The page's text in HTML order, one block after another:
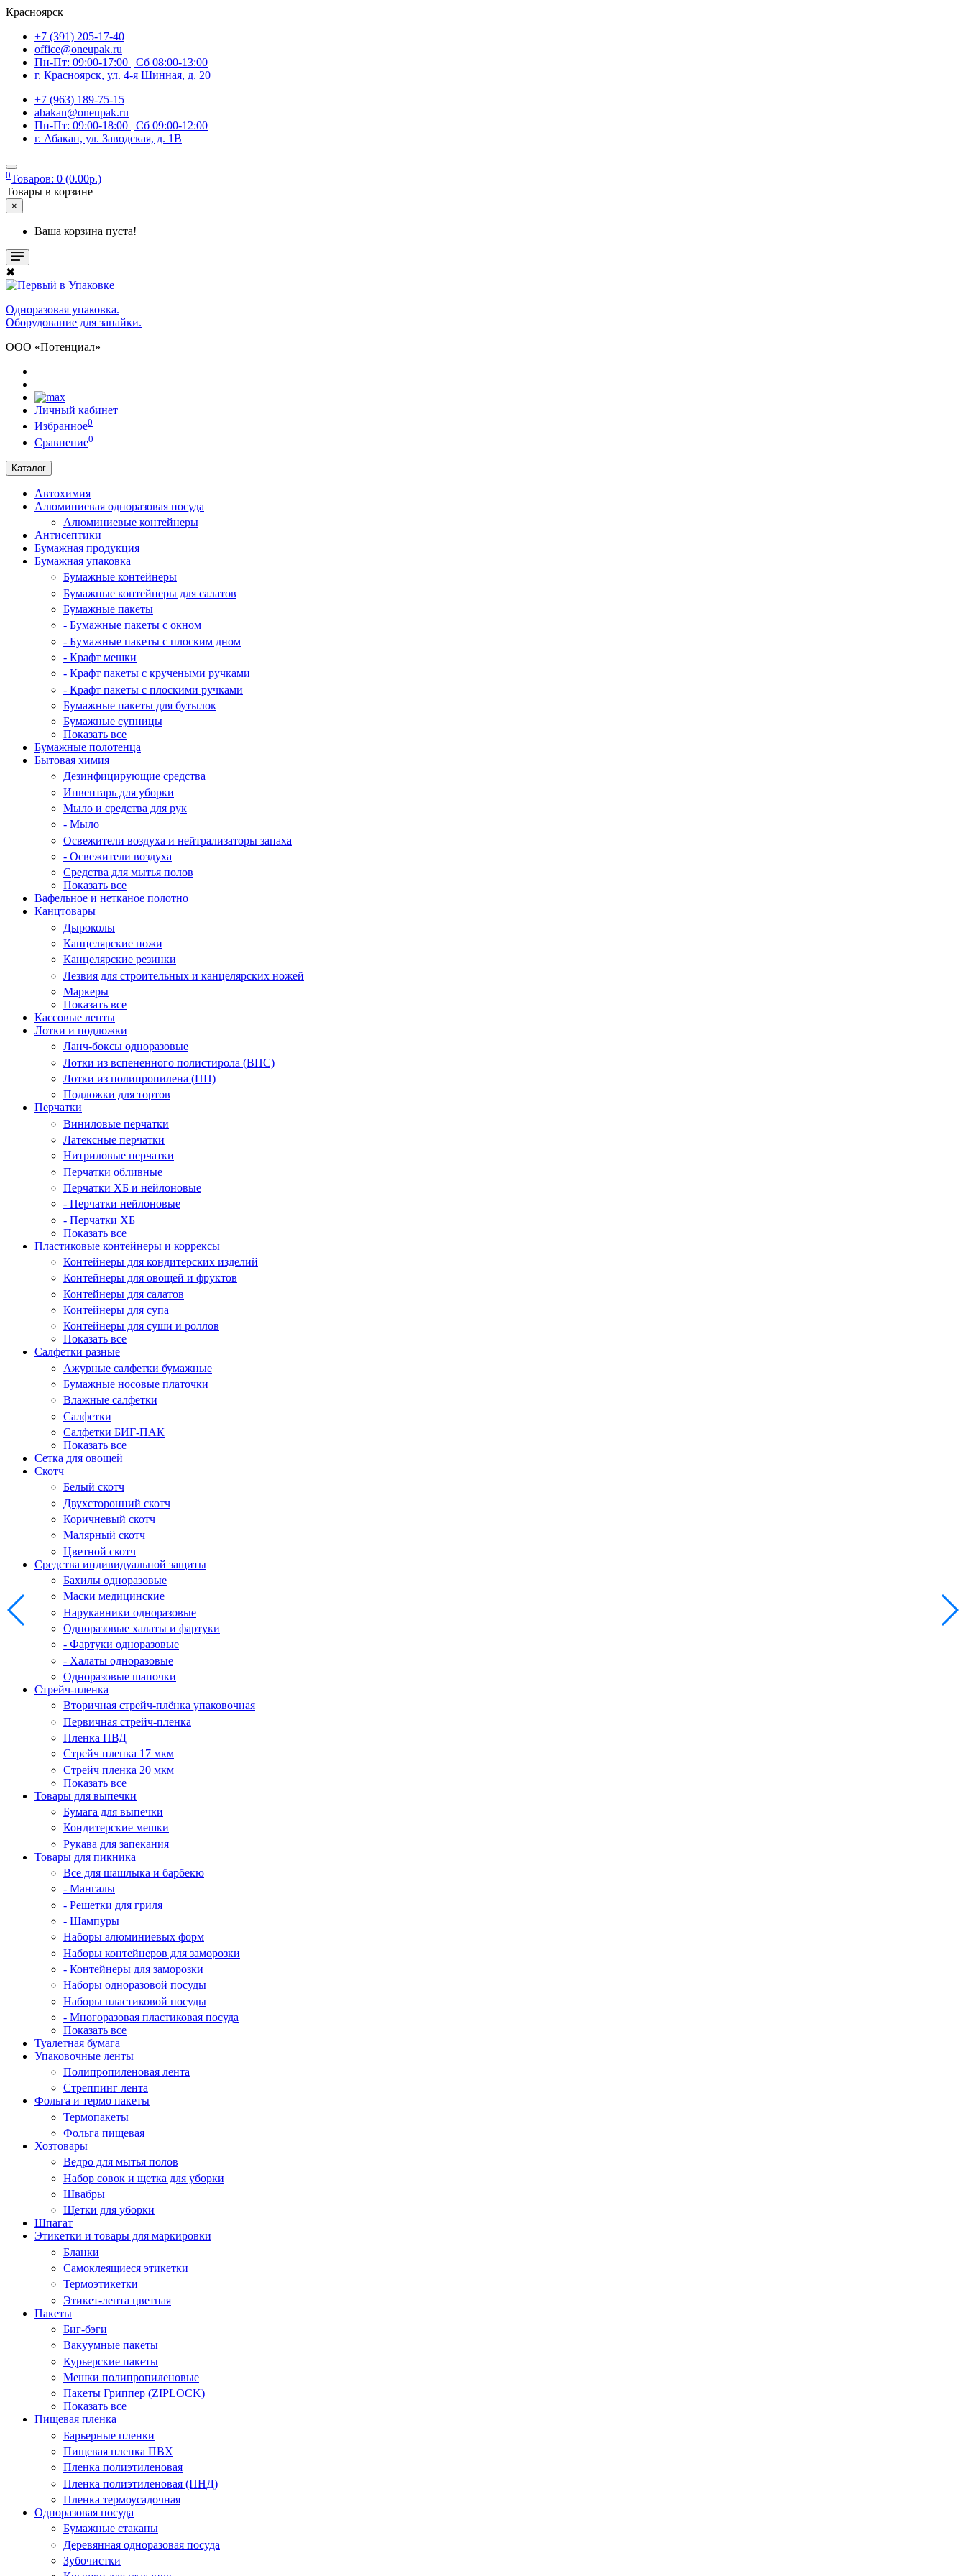
Красноярск
+7 (391) 205-17-40
office@oneupak.ru
Пн-Пт: 09:00-17:00 | Сб 08:00-13:00
г. Красноярск, ул. 4-я Шинная, д. 20
+7 (963) 189-75-15
abakan@oneupak.ru
Пн-Пт: 09:00-18:00 | Сб 09:00-12:00
г. Абакан, ул. Заводская, д. 1В
0Товаров: 0 (0.00р.)
Товары в корзине
×
Ваша корзина пуста!
✖
Одноразовая упаковка.
Оборудование для запайки.
ООО «Потенциал»
Личный кабинет
Избранное0
Сравнение0
Каталог
Автохимия
Алюминиевая одноразовая посуда
Алюминиевые контейнеры
Антисептики
Бумажная продукция
Бумажная упаковка
Бумажные контейнеры
Бумажные контейнеры для салатов
Бумажные пакеты
- Бумажные пакеты с окном
- Бумажные пакеты с плоским дном
- Крафт мешки
- Крафт пакеты с кручеными ручками
- Крафт пакеты с плоскими ручками
Бумажные пакеты для бутылок
Бумажные супницы
Показать все
Бумажные полотенца
Бытовая химия
Дезинфицирующие средства
Инвентарь для уборки
Мыло и средства для рук
- Мыло
Освежители воздуха и нейтрализаторы запаха
- Освежители воздуха
Средства для мытья полов
Показать все
Вафельное и нетканое полотно
Канцтовары
Дыроколы
Канцелярские ножи
Канцелярские резинки
Лезвия для строительных и канцелярских ножей
Маркеры
Показать все
Кассовые ленты
Лотки и подложки
Ланч-боксы одноразовые
Лотки из вспененного полистирола (ВПС)
Лотки из полипропилена (ПП)
Подложки для тортов
Перчатки
Виниловые перчатки
Латексные перчатки
Нитриловые перчатки
Перчатки обливные
Перчатки ХБ и нейлоновые
- Перчатки нейлоновые
- Перчатки ХБ
Показать все
Пластиковые контейнеры и коррексы
Контейнеры для кондитерских изделий
Контейнеры для овощей и фруктов
Контейнеры для салатов
Контейнеры для супа
Контейнеры для суши и роллов
Показать все
Салфетки разные
Ажурные салфетки бумажные
Бумажные носовые платочки
Влажные салфетки
Салфетки
Салфетки БИГ-ПАК
Показать все
Сетка для овощей
Скотч
Белый скотч
Двухсторонний скотч
Коричневый скотч
Малярный скотч
Цветной скотч
Средства индивидуальной защиты
Бахилы одноразовые
Маски медицинские
Нарукавники одноразовые
Одноразовые халаты и фартуки
- Фартуки одноразовые
- Халаты одноразовые
Одноразовые шапочки
Стрейч-пленка
Вторичная стрейч-плёнка упаковочная
Первичная стрейч-пленка
Пленка ПВД
Стрейч пленка 17 мкм
Стрейч пленка 20 мкм
Показать все
Товары для выпечки
Бумага для выпечки
Кондитерские мешки
Рукава для запекания
Товары для пикника
Все для шашлыка и барбекю
- Мангалы
- Решетки для гриля
- Шампуры
Наборы алюминиевых форм
Наборы контейнеров для заморозки
- Контейнеры для заморозки
Наборы одноразовой посуды
Наборы пластиковой посуды
- Многоразовая пластиковая посуда
Показать все
Туалетная бумага
Упаковочные ленты
Полипропиленовая лента
Стреппинг лента
Фольга и термо пакеты
Термопакеты
Фольга пищевая
Хозтовары
Ведро для мытья полов
Набор совок и щетка для уборки
Швабры
Щетки для уборки
Шпагат
Этикетки и товары для маркировки
Бланки
Самоклеящиеся этикетки
Термоэтикетки
Этикет-лента цветная
Пакеты
Биг-бэги
Вакуумные пакеты
Курьерские пакеты
Мешки полипропиленовые
Пакеты Гриппер (ZIPLOCK)
Показать все
Пищевая пленка
Барьерные пленки
Пищевая пленка ПВХ
Пленка полиэтиленовая
Пленка полиэтиленовая (ПНД)
Пленка термоусадочная
Одноразовая посуда
Бумажные стаканы
Деревянная одноразовая посуда
Зубочистки